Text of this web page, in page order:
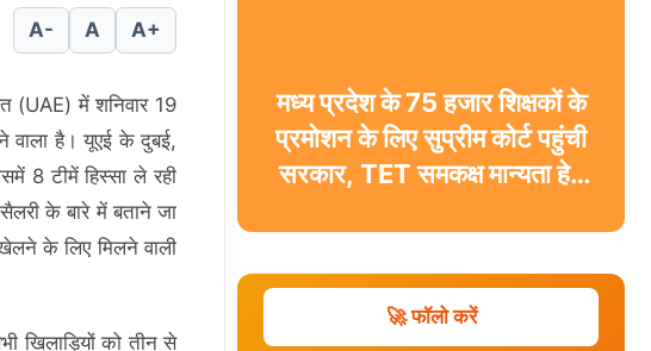
A- A A+
(UAE) में शनिवार 19
वाला है। यूएई के दुबई,
8 टीमें हिस्सा ले रही
के बारे में बताने जा
के लिए मिलने वाली
खिलाड़ियों को तीन से
मध्य प्रदेश के 75 हजार शिक्षकों के
प्रमोशन के लिए सुप्रीम कोर्ट पहुंची
सरकार, TET समकक्ष मान्यता हेतु
🚀 फॉलो करें